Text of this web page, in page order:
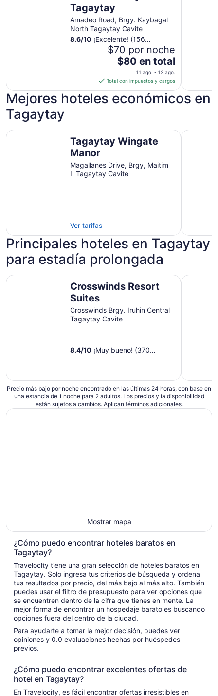
Tagaytay
Amadeo Road, Brgy. Kaybagal
North Tagaytay Cavite
8.6/10 ¡Excelente! (156
$70 por noche
El
precio
es
de
$80
por
noche
del
ago
al
$80 en total
11 ago. - 12 ago.
Total con impuestos y cargos
Mejores hoteles económicos en
Tagaytay
Tagaytay Wingate
Manor
Magallanes Drive, Brgy, Maitim
II Tagaytay Cavite
Ver tarifas
Tagaytay Wingate Manor The Lake
Principales hoteles en Tagaytay
para estadía prolongada
Crosswinds Resort
Suites
Crosswinds Brgy. Iruhin Central
Tagaytay Cavite
8.4/10 ¡Muy bueno! (370
Crosswinds Resort Suites Blowing
Precio más bajo por noche encontrado en las últimas 24 horas, con base en
una estancia de 1 noche para 2 adultos. Los precios y la disponibilidad
están sujetos a cambios. Aplican términos adicionales.
Mostrar mapa
¿Cómo puedo encontrar hoteles baratos en
Tagaytay?
Travelocity tiene una gran selección de hoteles baratos en
Tagaytay. Solo ingresa tus criterios de búsqueda y ordena
tus resultados por precio, del más bajo al más alto. También
puedes usar el filtro de presupuesto para ver opciones que
se encuentren dentro de la cifra que tienes en mente. La
mejor forma de encontrar un hospedaje barato es buscando
opciones fuera del centro de la ciudad.
Para ayudarte a tomar la mejor decisión, puedes ver
opiniones y 0.0 evaluaciones hechas por huéspedes
previos.
¿Cómo puedo encontrar excelentes ofertas de
hotel en Tagaytay?
En Travelocity, es fácil encontrar ofertas irresistibles en